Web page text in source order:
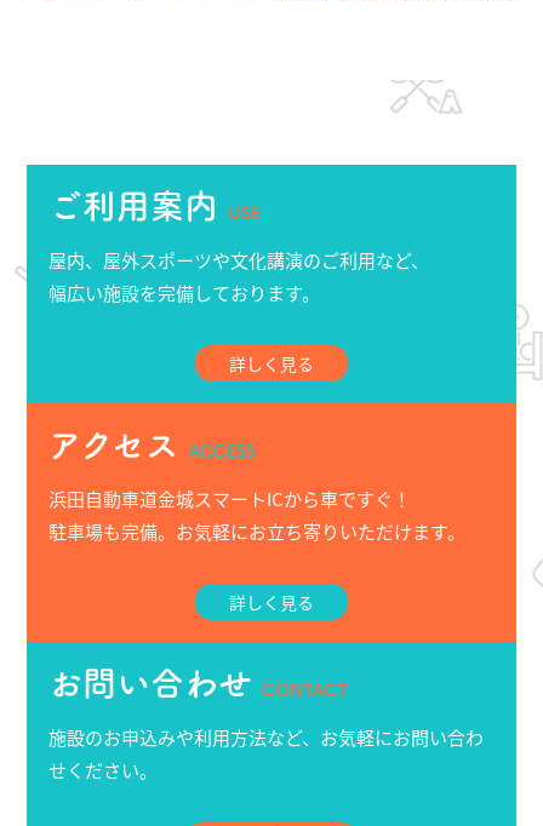
ご利用案内 USE
屋内、屋外スポーツや文化講演のご利用など、
幅広い施設を完備しております。
詳しく見る
アクセス ACCESS
浜田自動車道金城スマートICから車ですぐ！
駐車場も完備。お気軽にお立ち寄りいただけます。
詳しく見る
お問い合わせCONTACT
施設のお申込みや利用方法など、お気軽にお問い合わ
せください。